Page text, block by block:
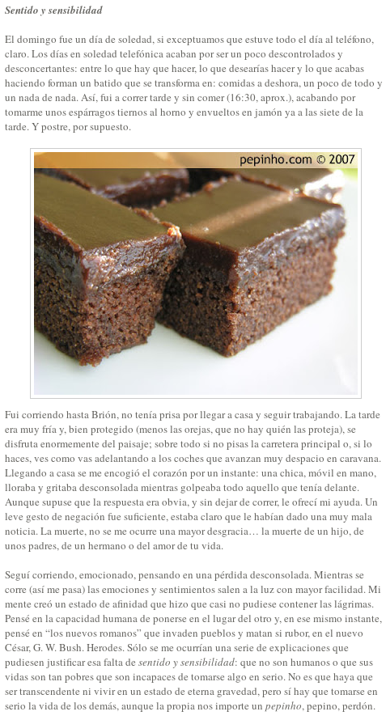
Sentido y sensibilidad
El domingo fue un día de soledad, si exceptuamos que estuve todo el día al teléfono,
claro. Los días en soledad telefónica acaban por ser un poco descontrolados y
desconcertantes: entre lo que hay que hacer, lo que desearías hacer y lo que acabas
haciendo forman un batido que se transforma en: comidas a deshora, un poco de todo y
un nada de nada. Así, fui a correr tarde y sin comer (16:30, aprox.), acabando por
tomarme unos espárragos tiernos al horno y envueltos en jamón ya a las siete de la
tarde. Y postre, por supuesto.
Fui corriendo hasta Brión, no tenía prisa por llegar a casa y seguir trabajando. La tarde
era muy fría y, bien protegido (menos las orejas, que no hay quién las proteja), se
disfruta enormemente del paisaje; sobre todo si no pisas la carretera principal o, si lo
haces, ves como vas adelantando a los coches que avanzan muy despacio en caravana.
Llegando a casa se me encogió el corazón por un instante: una chica, móvil en mano,
lloraba y gritaba desconsolada mientras golpeaba todo aquello que tenía delante.
Aunque supuse que la respuesta era obvia, y sin dejar de correr, le ofrecí mi ayuda. Un
leve gesto de negación fue suficiente, estaba claro que le habían dado una muy mala
noticia. La muerte, no se me ocurre una mayor desgracia… la muerte de un hijo, de
unos padres, de un hermano o del amor de tu vida.
Seguí corriendo, emocionado, pensando en una pérdida desconsolada. Mientras se
corre (así me pasa) las emociones y sentimientos salen a la luz con mayor facilidad. Mi
mente creó un estado de afinidad que hizo que casi no pudiese contener las lágrimas.
Pensé en la capacidad humana de ponerse en el lugar del otro y, en ese mismo instante,
pensé en “los nuevos romanos” que invaden pueblos y matan si rubor, en el nuevo
César, G. W. Bush. Herodes. Sólo se me ocurrían una serie de explicaciones que
pudiesen justificar esa falta de sentido y sensibilidad: que no son humanos o que sus
vidas son tan pobres que son incapaces de tomarse algo en serio. No es que haya que
ser transcendente ni vivir en un estado de eterna gravedad, pero sí hay que tomarse en
serio la vida de los demás, aunque la propia nos importe un pepinho, pepino, perdón.